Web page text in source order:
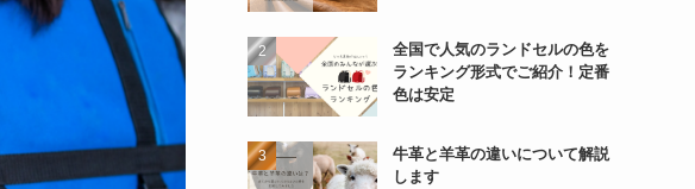
全国で人気のランドセルの色を
ランキング形式でご紹介！定番
色は安定
牛革と羊革の違いについて解説
します